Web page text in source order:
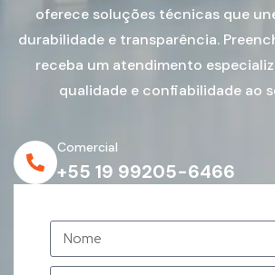
oferece soluções técnicas que
durabilidade e transparência.
receba um atendimento
qualidade e confiabilidade ao
Comercial
+55 19 99205-6466